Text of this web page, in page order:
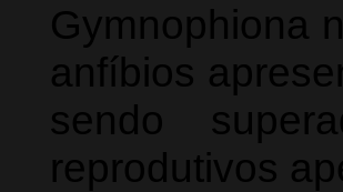
Gymnophiona
anfíbios
sendo
reprodutivos